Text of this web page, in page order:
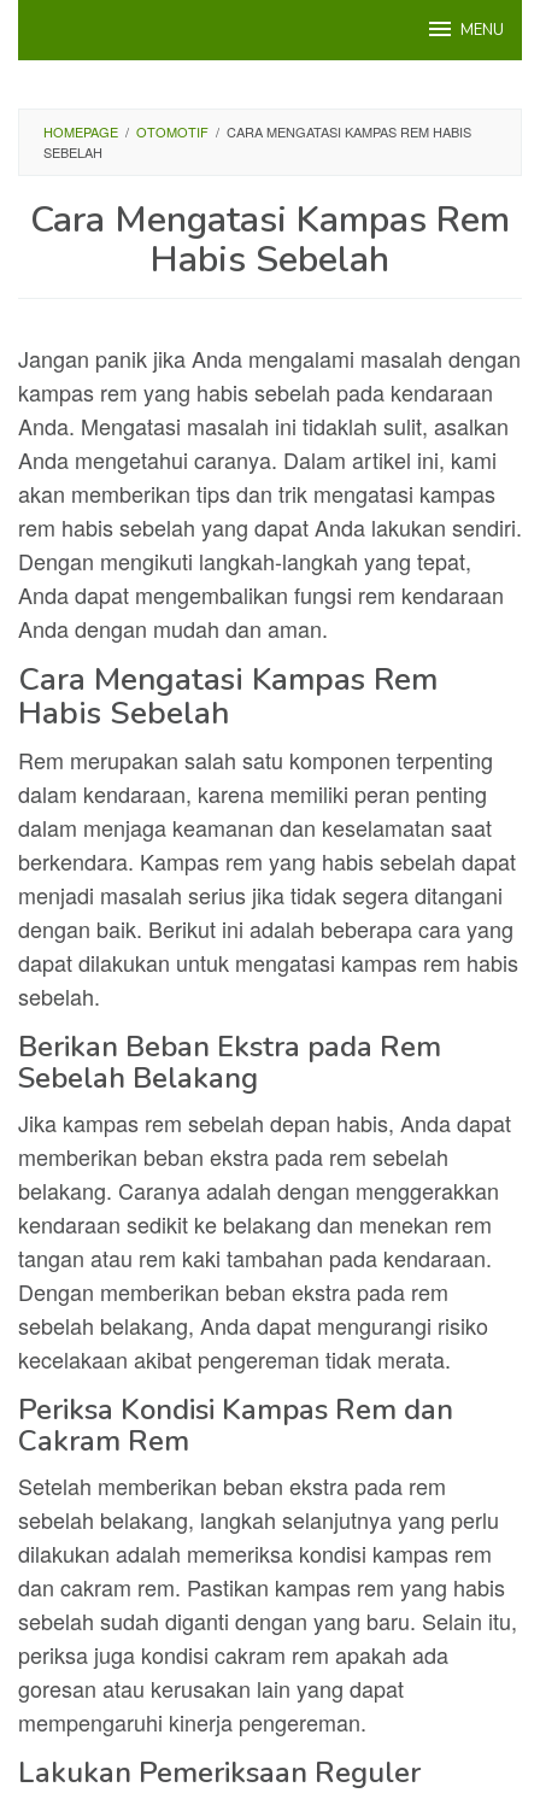
MENU
HOMEPAGE / OTOMOTIF / CARA MENGATASI KAMPAS REM HABIS
SEBELAH
Cara Mengatasi Kampas Rem
Habis Sebelah
Jangan panik jika Anda mengalami masalah dengan
kampas rem yang habis sebelah pada kendaraan
Anda. Mengatasi masalah ini tidaklah sulit, asalkan
Anda mengetahui caranya. Dalam artikel ini, kami
akan memberikan tips dan trik mengatasi kampas
rem habis sebelah yang dapat Anda lakukan sendiri.
Dengan mengikuti langkah-langkah yang tepat,
Anda dapat mengembalikan fungsi rem kendaraan
Anda dengan mudah dan aman.
Cara Mengatasi Kampas Rem
Habis Sebelah
Rem merupakan salah satu komponen terpenting
dalam kendaraan, karena memiliki peran penting
dalam menjaga keamanan dan keselamatan saat
berkendara. Kampas rem yang habis sebelah dapat
menjadi masalah serius jika tidak segera ditangani
dengan baik. Berikut ini adalah beberapa cara yang
dapat dilakukan untuk mengatasi kampas rem habis
sebelah.
Berikan Beban Ekstra pada Rem
Sebelah Belakang
Jika kampas rem sebelah depan habis, Anda dapat
memberikan beban ekstra pada rem sebelah
belakang. Caranya adalah dengan menggerakkan
kendaraan sedikit ke belakang dan menekan rem
tangan atau rem kaki tambahan pada kendaraan.
Dengan memberikan beban ekstra pada rem
sebelah belakang, Anda dapat mengurangi risiko
kecelakaan akibat pengereman tidak merata.
Periksa Kondisi Kampas Rem dan
Cakram Rem
Setelah memberikan beban ekstra pada rem
sebelah belakang, langkah selanjutnya yang perlu
dilakukan adalah memeriksa kondisi kampas rem
dan cakram rem. Pastikan kampas rem yang habis
sebelah sudah diganti dengan yang baru. Selain itu,
periksa juga kondisi cakram rem apakah ada
goresan atau kerusakan lain yang dapat
mempengaruhi kinerja pengereman.
Lakukan Pemeriksaan Reguler